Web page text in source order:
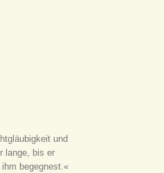
und
lange, bis er
begegnest.«